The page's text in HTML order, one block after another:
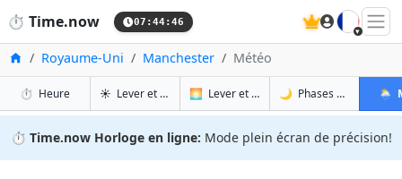
⏱️ Time.now 07:44:47 🇫🇷
Accueil
Royaume-Uni Manchester Météo
⏱️ Heureà Manchester
☀️ Lever et coucher du soleil à Manchester
🌅 Lever et coucher du soleil demain à
🌙 Phases de la Lune à
🌦️
⏱️ Time.now Horloge en ligne: Mode plein écran de précision!